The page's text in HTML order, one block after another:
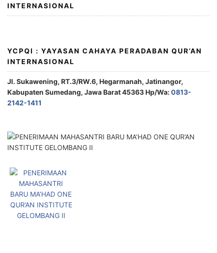
INTERNASIONAL
YCPQI : YAYASAN CAHAYA PERADABAN QUR’AN
INTERNASIONAL
Jl. Sukawening, RT.3/RW.6, Hegarmanah, Jatinangor,
Kabupaten Sumedang, Jawa Barat 45363 Hp/Wa:0813-
2142-1411